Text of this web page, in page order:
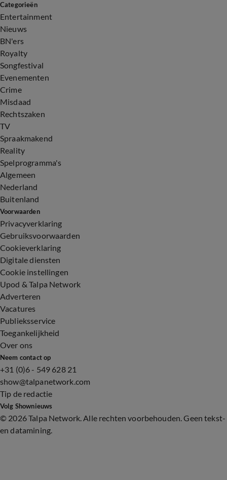
Categorieën
Entertainment
Nieuws
BN'ers
Royalty
Songfestival
Evenementen
Crime
Misdaad
Rechtszaken
TV
Spraakmakend
Reality
Spelprogramma's
Algemeen
Nederland
Buitenland
Voorwaarden
Privacyverklaring
Gebruiksvoorwaarden
Cookieverklaring
Digitale diensten
Cookie instellingen
Upod & Talpa Network
Adverteren
Vacatures
Publieksservice
Toegankelijkheid
Over ons
Neem contact op
+31 (0)6 - 549 628 21
show@talpanetwork.com
Tip de redactie
Volg Shownieuws
© 2026 Talpa Network. Alle rechten voorbehouden. Geen tekst-
en datamining.